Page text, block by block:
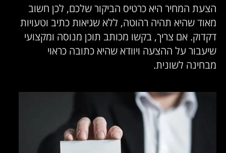
הצעת המחיר היא כרטיס הביקור שלכם, לכן חשוב
מאוד שהיא תהיה רהוטה, ללא שגיאות כתיב וטעויות
דקדוק. אם צריך, בקשו מכותב תוכן מנוסה ומקצועי
שיעבור על ההצעה ויוודא שהיא כתובה כראוי
מבחינה לשונית.